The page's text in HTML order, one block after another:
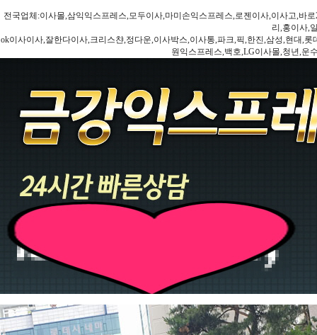
전국업체:이사몰,삼익익스프레스,모두이사,마미손익스프레스,로젠이사,이사고,바
리,홍이사,
ok이사이사,잘한다이사,크리스챤,정다운,이사박스,이사통,파크,픽,한진,삼성,현대,
원익스프레스,백호,LG이사몰,청년,운